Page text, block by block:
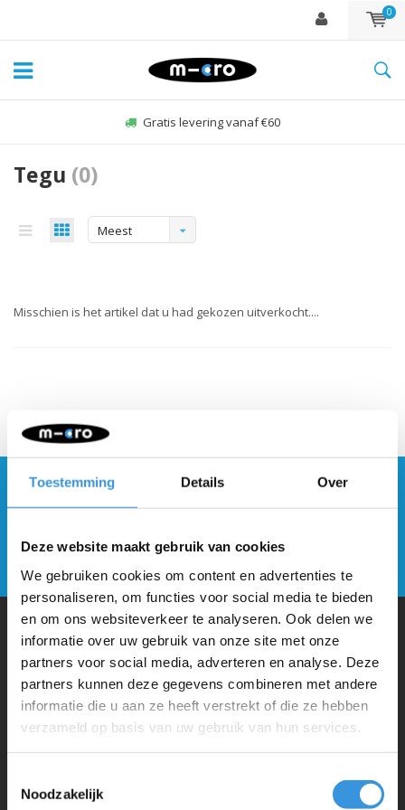
Toestemming Details Over
Deze website maakt gebruik van cookies
We gebruiken cookies om content en advertenties te
personaliseren, om functies voor social media te bieden
en om ons websiteverkeer te analyseren. Ook delen we
informatie over uw gebruik van onze site met onze
partners voor social media, adverteren en analyse. Deze
partners kunnen deze gegevens combineren met andere
informatie die u aan ze heeft verstrekt of die ze hebben
verzameld op basis van uw gebruik van hun services.
Noodzakelijk
0
Gratis levering vanaf €60
Tegu (0)
Meest
Misschien is het artikel dat u had gekozen uitverkocht....
Blijf op de hoogte en schrijf je in voor onze
nieuwsbrief
Waarom Micro Step?
Micro Mobility is de uitvinder van de compacte vouwstep en de
veiligheid en zeer duurzaam. Elk onderdeel is los te vervangen. Je